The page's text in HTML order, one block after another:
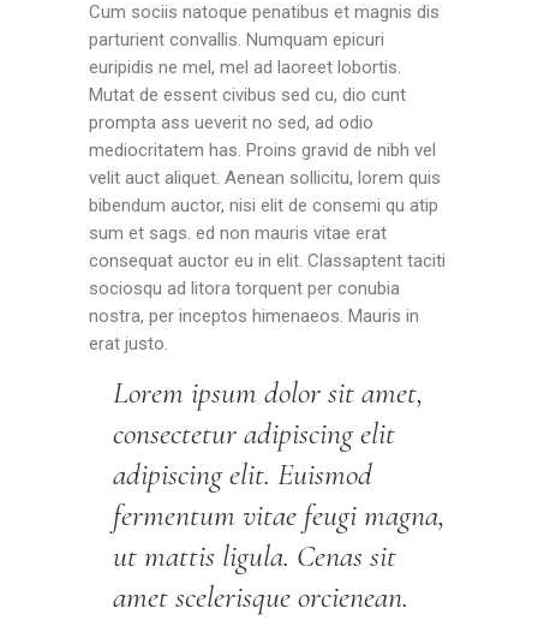
Cum sociis natoque penatibus et magnis dis
parturient convallis. Numquam epicuri
euripidis ne mel, mel ad laoreet lobortis.
Mutat de essent civibus sed cu, dio cunt
prompta ass ueverit no sed, ad odio
mediocritatem has. Proins gravid de nibh vel
velit auct aliquet. Aenean sollicitu, lorem quis
bibendum auctor, nisi elit de consemi qu atip
sum et sags. ed non mauris vitae erat
consequat auctor eu in elit. Classaptent taciti
sociosqu ad litora torquent per conubia
nostra, per inceptos himenaeos. Mauris in
erat justo.
Lorem ipsum dolor sit amet,
consectetur adipiscing elit
adipiscing elit. Euismod
fermentum vitae feugi magna,
ut mattis ligula. Cenas sit
amet scelerisque orcienean.